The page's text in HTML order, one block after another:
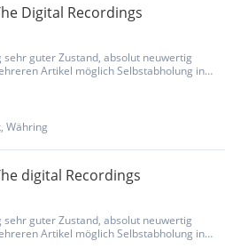
Digital Recordings
guter Zustand, absolut neuwertig
Artikel möglich Selbstabholung in
Währing
digital Recordings
guter Zustand, absolut neuwertig
Artikel möglich Selbstabholung in